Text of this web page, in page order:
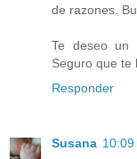
de razones.
Te deseo un
Seguro que te
Responder
Susana 10:09